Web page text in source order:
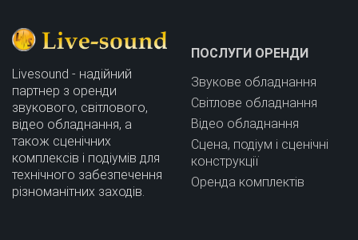
Livesound - надійний
партнер з оренди
звукового, світлового,
відео обладнання, а
також сценічних
комплексів і подіумів для
технічного забезпечення
різноманітних заходів.
ПОСЛУГИ ОРЕНДИ
Звукове обладнання
Світлове обладнання
Відео обладнання
Сцена, подіум і сценічні
конструкції
Оренда комплектів